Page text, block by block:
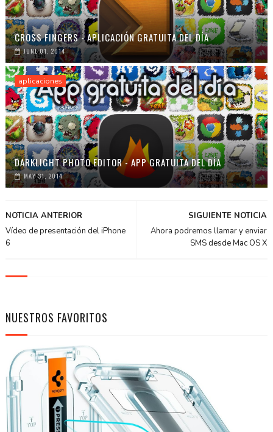
CROSS FINGERS - APLICACIÓN GRATUITA DEL DÍA
JUNE 01, 2014
aplicaciones
DARKLIGHT PHOTO EDITOR - APP GRATUITA DEL DÍA
MAY 31, 2014
SIGUIENTE NOTICIA
Ahora podremos llamar y enviar
SMS desde Mac OS X
NOTICIA ANTERIOR
Vídeo de presentación del iPhone
6
NUESTROS FAVORITOS